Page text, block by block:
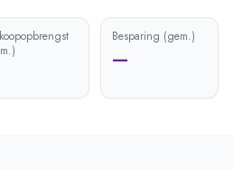
Besparing (gem.)
—